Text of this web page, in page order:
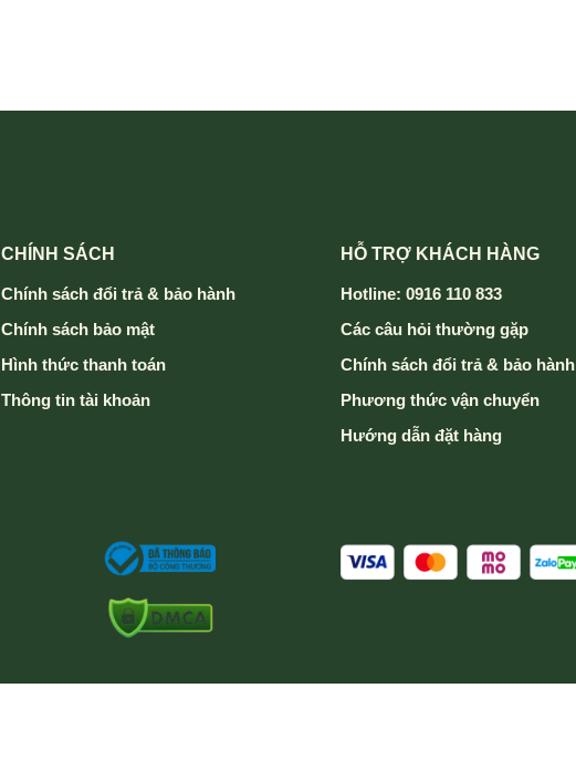
CHÍNH SÁCH
Chính sách đổi trả & bảo hành
Chính sách bảo mật
Hình thức thanh toán
Thông tin tài khoản
HỖ TRỢ KHÁCH HÀNG
Hotline: 0916 110 833
Các câu hỏi thường gặp
Chính sách đổi trả & bảo hành
Phương thức vận chuyển
Hướng dẫn đặt hàng